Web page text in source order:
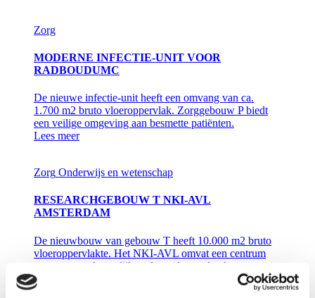
Zorg
MODERNE INFECTIE-UNIT VOOR
RADBOUDUMC
De nieuwe infectie-unit heeft een omvang van ca.
1.700 m2 bruto vloeroppervlak. Zorggebouw P biedt
een veilige omgeving aan besmette patiënten.
Lees meer
Zorg Onderwijs en wetenschap
RESEARCHGEBOUW T NKI-AVL
AMSTERDAM
De nieuwbouw van gebouw T heeft 10.000 m2 bruto
vloeroppervlakte. Het NKI-AVL omvat een centrum
voor wetenschappelijk onderzoek naar kanker en een
oncologisch ziekenhuis.
Lees meer